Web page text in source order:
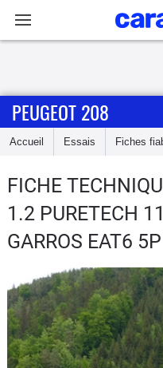
Accueil
Essais
Guide
d'achat
Electriques
Utilitaires
PEUGEOT 208
Accueil Essais Fiches
FICHE
1.2 PURETECH
GARROS EAT6 5P